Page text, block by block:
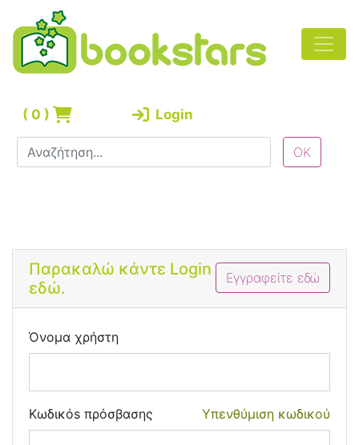
( 0 ) Login
Εγγραφείτε εδώ
Παρακαλώ κάντε Login
εδώ.
Όνομα χρήστη
Υπενθύμιση κωδικού
Κωδικόs πρόσβασης